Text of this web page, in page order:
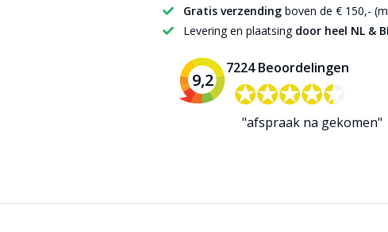
Gratis verzending boven de € 150,-
Levering en plaatsing door heel NL &
9,2
7224 Beoordelingen
✪✪✪✪✪
✪✪✪✪✪
"afspraak na gekomen"